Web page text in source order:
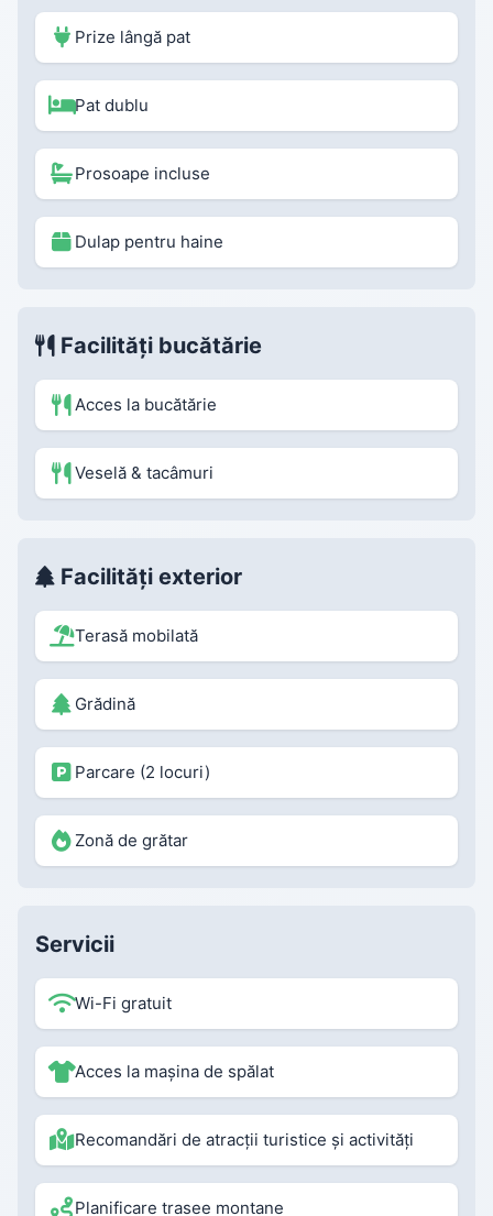
Prize lângă pat
Pat dublu
Prosoape incluse
Dulap pentru haine
Facilități bucătărie
Acces la bucătărie
Veselă & tacâmuri
Facilități exterior
Terasă mobilată
Grădină
Parcare (2 locuri)
Zonă de grătar
Servicii
Wi-Fi gratuit
Acces la mașina de spălat
Recomandări de atracții turistice și activități
Planificare trasee montane